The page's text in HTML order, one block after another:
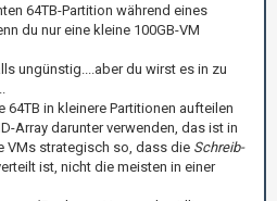
64TB-Partition während eines
du nur eine kleine 100GB-VM
ungünstig....aber du wirst es in zu
in kleinere Partitionen aufteilen
Array darunter verwenden, das ist in
VMs strategisch so, dass die Schreib-
ist, nicht die meisten in einer